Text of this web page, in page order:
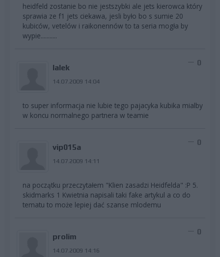
heidfeld zostanie bo nie jestszybki ale jets kierowca który
sprawia ze f1 jets ciekawa, jesli było bo s sumie 20
kubiców, vetelów i raikonennów to ta seria mogła by
wypie...........
lalek
14.07.2009 14:04
0
to super informacja nie lubie tego pajacyka kubika mialby
w koncu normalnego partnera w teamie
vip015a
14.07.2009 14:11
0
na początku przeczytałem "Klien zasadzi Heidfelda" :P 5.
skidmarks 1 Kwietnia napisali taki fake artykul a co do
tematu to może lepiej dać szanse mlodemu
prolim
14.07.2009 14:16
0